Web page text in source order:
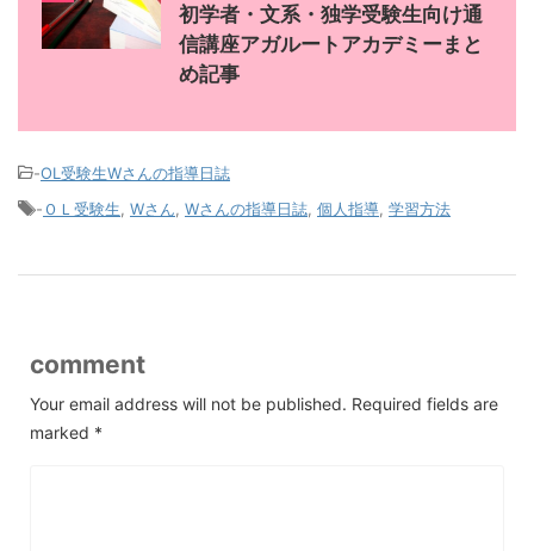
初学者・文系・独学受験生向け通
信講座アガルートアカデミーまと
め記事
-OL受験生Wさんの指導日誌
-ＯＬ受験生 Wさん Wさんの指導日誌 個人指導 学習方法
comment
Your email address will not be published. Required fields are
marked *